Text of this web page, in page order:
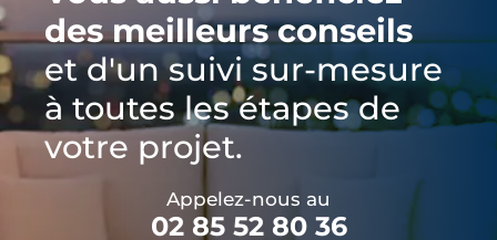
des meilleurs conseils
et d'un suivi sur-mesure
à toutes les étapes de
votre projet.
Appelez-nous au
02 85 52 80 36